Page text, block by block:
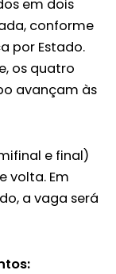
em dois
conforme
por Estado.
os quatro
avançam às
e final)
volta. Em
a vaga será